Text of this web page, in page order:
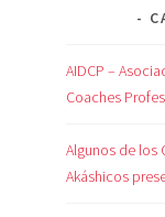
AIDCP –
Coaches
Algunos de los
Akáshicos